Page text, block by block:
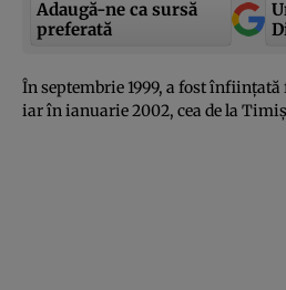
Adaugă-ne ca sursă
preferată
În septembrie 1999, a fost
iar în ianuarie 2002, cea de la